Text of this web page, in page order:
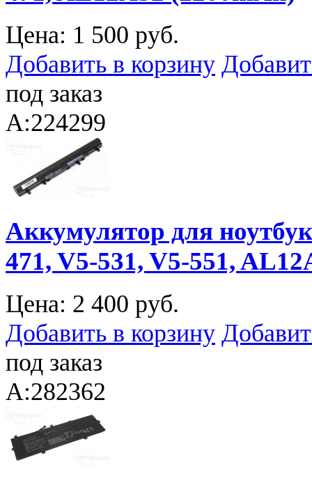
Цена: 1 500 руб.
Добавить в корзину
под заказ
A:224299
Аккумулятор для
471, V5-531, V5-551,
Цена: 2 400 руб.
Добавить в корзину
под заказ
A:282362